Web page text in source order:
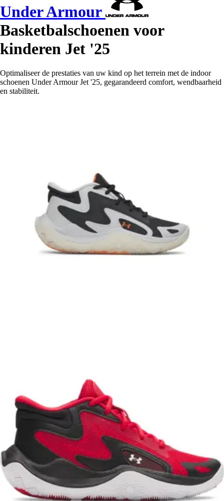
Under Armour
Basketbalschoenen voor
kinderen Jet '25
Optimaliseer de prestaties van uw kind op het terrein met de indoor
schoenen Under Armour Jet '25, gegarandeerd comfort, wendbaarheid
en stabiliteit.